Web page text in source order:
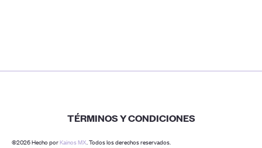
TÉRMINOS Y CONDICIONES
©2026 Hecho porKainos MX. Todos los derechos reservados.